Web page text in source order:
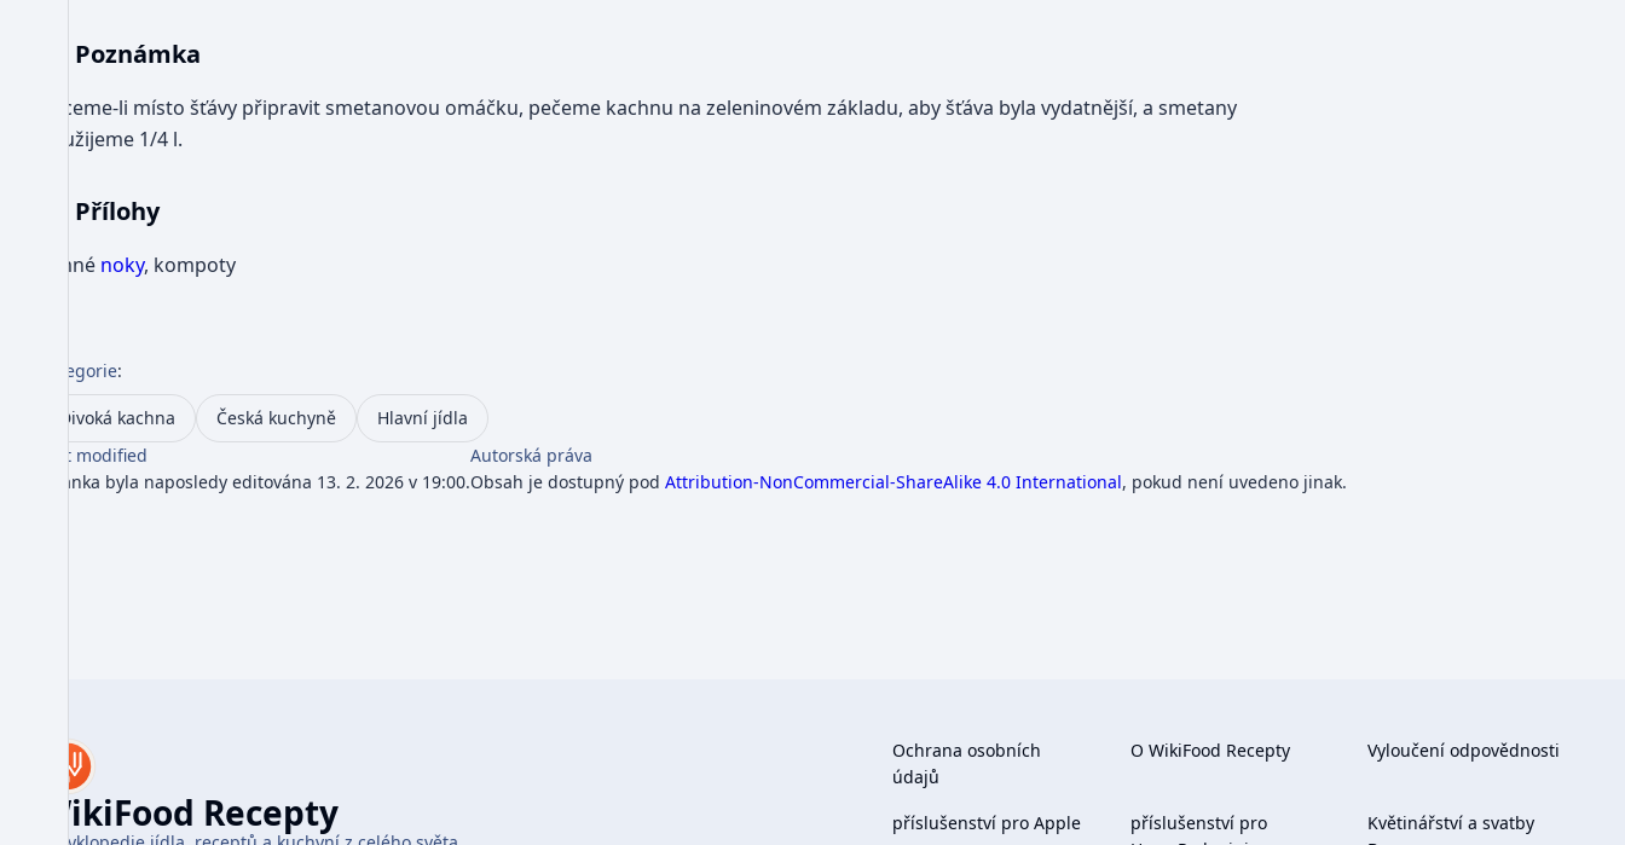
Poznámka
Chceme-li místo šťávy připravit smetanovou omáčku, pečeme kachnu na zeleninovém základu, aby šťáva byla vydatnější, a smetany
použijeme 1/4 l.
Přílohy
Jemné noky, kompoty
Kategorie:
Divoká kachna Česká kuchyně
Hlavní jídla
Last modified
Stránka byla naposledy editována 13. 2. 2026 v 19:00.
Autorská práva
Obsah je dostupný pod Attribution-NonCommercial-ShareAlike 4.0 International, pokud není uvedeno jinak.
WikiFood Recepty
Ochrana osobních
údajů
O WikiFood Recepty Vyloučení odpovědnosti
příslušenství pro Apple
příslušenství pro
Květinářství a svatby